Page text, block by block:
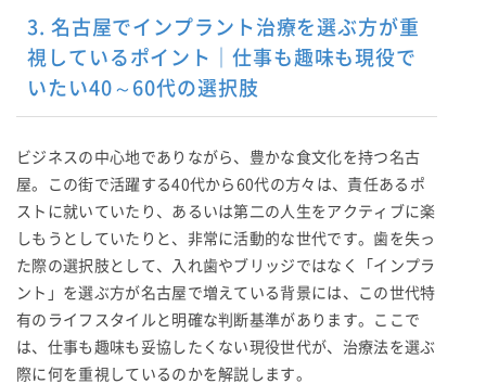
3. 名古屋でインプラント治療を選ぶ方が重
視しているポイント｜仕事も趣味も現役で
いたい40～60代の選択肢
ビジネスの中心地でありながら、豊かな食文化を持つ名古
屋。この街で活躍する40代から60代の方々は、責任あるポ
ストに就いていたり、あるいは第二の人生をアクティブに楽
しもうとしていたりと、非常に活動的な世代です。歯を失っ
た際の選択肢として、入れ歯やブリッジではなく「インプラ
ント」を選ぶ方が名古屋で増えている背景には、この世代特
有のライフスタイルと明確な判断基準があります。ここで
は、仕事も趣味も妥協したくない現役世代が、治療法を選ぶ
際に何を重視しているのかを解説します。